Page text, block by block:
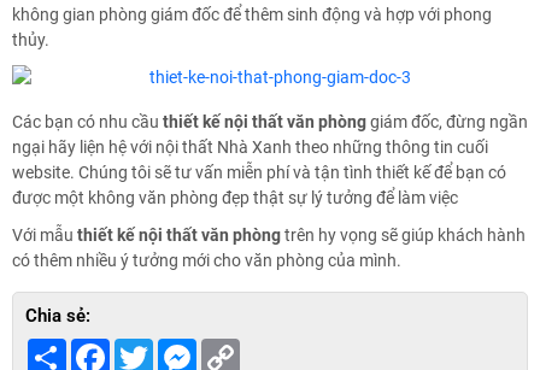
không gian phòng giám đốc để thêm sinh động và hợp với phong
thủy.
Các bạn có nhu cầu thiết kế nội thất văn phònggiám đốc, đừng ngần
ngại hãy liện hệ với nội thất Nhà Xanh theo những thông tin cuối
website. Chúng tôi sẽ tư vấn miễn phí và tận tình thiết kế để bạn có
được một không văn phòng đẹp thật sự lý tưởng để làm việc
Với mẫu thiết kế nội thất văn phòngtrên hy vọng sẽ giúp khách hành
có thêm nhiều ý tưởng mới cho văn phòng của mình.
Chia sẻ:
Share Facebook
TwitterMessenger